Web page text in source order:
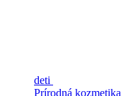
deti
Prírodná kozmetika